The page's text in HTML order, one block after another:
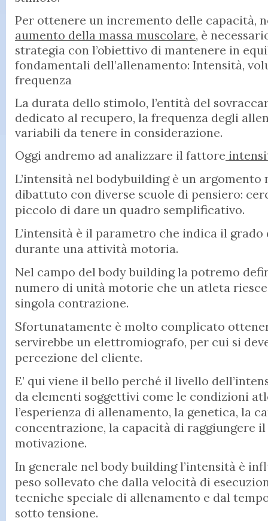
Per ottenere un incremento delle capacità,
aumento della massa muscolare, è
strategia con l’obiettivo di mantenere in
fondamentali dell’allenamento: Intensità,
frequenza
La durata dello stimolo, l’entità del
dedicato al recupero, la frequenza degli
variabili da tenere in considerazione.
Oggi andremo ad analizzare il fattore
L’intensità nel bodybuilding è un argomento
dibattuto con diverse scuole di pensiero:
piccolo di dare un quadro semplificativo.
L’intensità è il parametro che indica il
durante una attività motoria.
Nel campo del body building la potremo
numero di unità motorie che un atleta
singola contrazione.
Sfortunatamente è molto complicato
servirebbe un elettromiografo, per cui si
percezione del cliente.
E’ qui viene il bello perché il livello
da elementi soggettivi come le condizioni
l’esperienza di allenamento, la genetica, la
concentrazione, la capacità di raggiungere
motivazione.
In generale nel body building l’intensità è
peso sollevato che dalla velocità di
tecniche speciale di allenamento e dal
sotto tensione.